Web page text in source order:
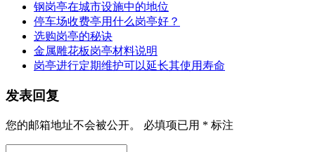
钢岗亭在城市设施中的地位
停车场收费亭用什么岗亭好？
选购岗亭的秘诀
金属雕花板岗亭材料说明
岗亭进行定期维护可以延长其使用寿命
发表回复
您的邮箱地址不会被公开。 必填项已用 * 标注